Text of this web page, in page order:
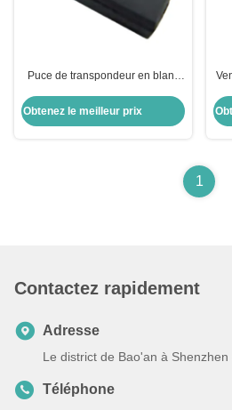
Puce de transpondeur en blanc
Bit puce de voiture puce pour
Toyota
Obtenez le meilleur prix
1
Contactez rapidement
Adresse
Le district de Bao'an à Shenzhen
Téléphone